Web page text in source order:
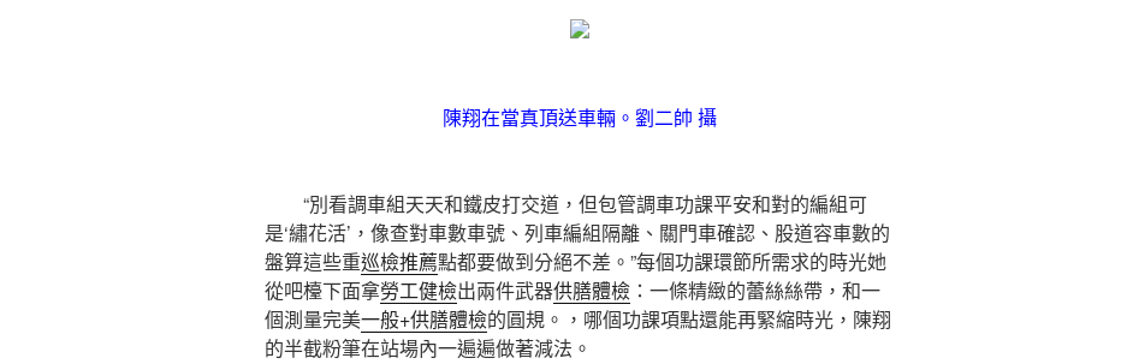
陳翔在當真頂送車輛。劉二帥 攝
“別看調車組天天和鐵皮打交道，但包管調車功課平安和對的編組可
是‘繡花活’，像查對車數車號、列車編組隔離、關門車確認、股道容車數的
盤算這些重巡檢推薦點都要做到分絕不差。”每個功課環節所需求的時光她
從吧檯下面拿勞工健檢出兩件武器供膳體檢 ：一條精緻的蕾絲絲帶，和一
個測量完美一般+供膳體檢的圓規。，哪個功課項點還能再緊縮時光，陳翔
的半截粉筆在站場內一遍遍做著減法。